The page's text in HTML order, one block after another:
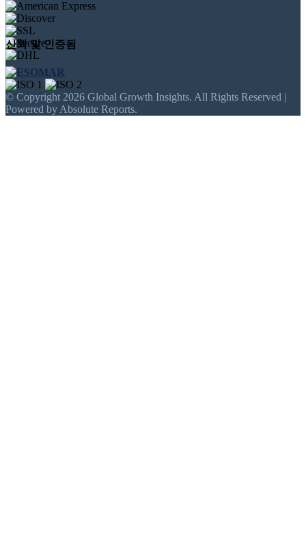
신뢰 및 인증됨
© Copyright 2026 Global Growth Insights. All Rights Reserved |
Powered by Absolute Reports.